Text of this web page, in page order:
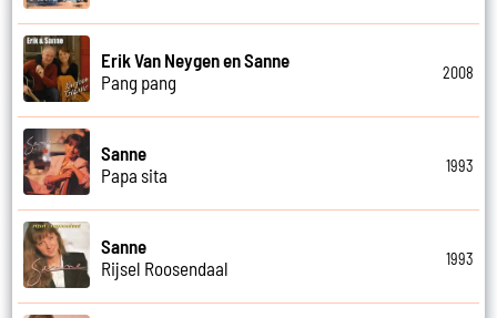
Erik Van Neygen en Sanne
Pang pang
2008
Sanne
Papa sita
1993
Sanne
Rijsel Roosendaal
1993